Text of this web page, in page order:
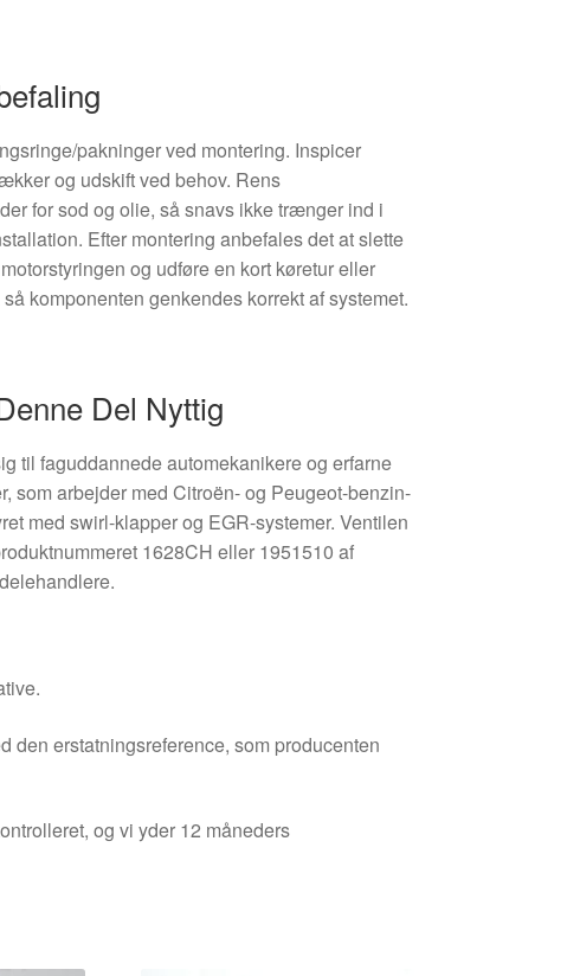
pakninger ved montering. Inspicer
og udskift ved behov. Rens
for sod og olie, så snavs ikke trænger ind i
Efter montering anbefales det at slette
og udføre en kort køretur eller
komponenten genkendes korrekt af systemet.
Del Nyttig
til faguddannede automekanikere og erfarne
som arbejder med Citroën- og Peugeot-benzin-
med swirl-klapper og EGR-systemer. Ventilen
1628CH eller 1951510 af
den erstatningsreference, som producenten
og vi yder 12 måneders